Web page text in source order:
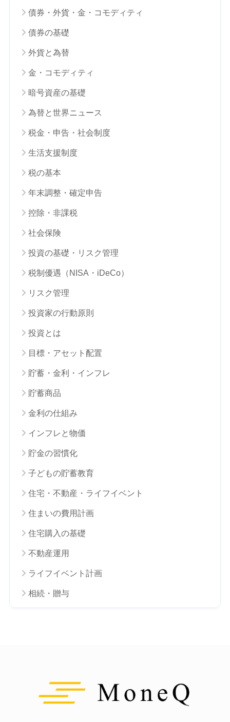
債券・外貨・金・コモディティ
債券の基礎
外貨と為替
金・コモディティ
暗号資産の基礎
為替と世界ニュース
税金・申告・社会制度
生活支援制度
税の基本
年末調整・確定申告
控除・非課税
社会保険
投資の基礎・リスク管理
税制優遇（NISA・iDeCo）
リスク管理
投資家の行動原則
投資とは
目標・アセット配置
貯蓄・金利・インフレ
貯蓄商品
金利の仕組み
インフレと物価
貯金の習慣化
子どもの貯蓄教育
住宅・不動産・ライフイベント
住まいの費用計画
住宅購入の基礎
不動産運用
ライフイベント計画
相続・贈与